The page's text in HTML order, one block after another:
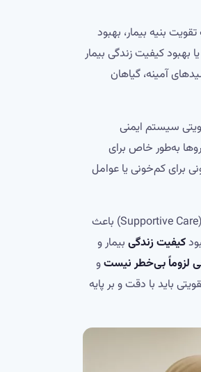
بنیه بیمار، بهبود
بهبود کیفیت زندگی بیمار
آمینه، گیاهان
سیستم ایمنی
به‌طور خاص برای
برای کم‌خونی یا عوامل
بلکه به عنوان درمان کمکی (Supportive Care) باعث
کیفیت زندگی بیمار و
لزوماً بی‌خطر نیستو
باید با دقت و بر پایه